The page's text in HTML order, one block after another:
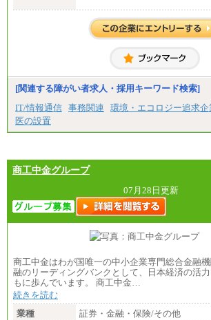
※上記を下限として勤務地エリ
※試用期間中も給与に変更はご
月給17万7000円
理論年収212万4000円（月給
中途：
（1）
月給22万3000円～
月給17万7000円
理論年収212万4000円（月給17
[関連する障がい者求人・採用キーワード検索]
IT/情報通信 事務関連 環境・エコロジー追求企
医の設置
商工中金グループ
07月28日更新
商工中金はわが国唯一の中小企業専門総合金融
融のリーディングバンクとして、日本経済の活
もに歩んでいます。 商工中金…
続きを読む
業種
証券・金融・保険/その他